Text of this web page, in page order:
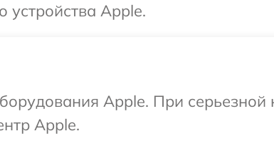
Apple.
Apple. При серьезной
Apple.